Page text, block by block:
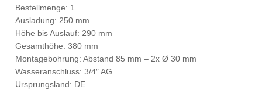
Bestellmenge: 1
Ausladung: 250 mm
Höhe bis Auslauf: 290 mm
Gesamthöhe: 380 mm
Montagebohrung: Abstand 85 mm – 2x Ø 30 mm
Wasseranschluss: 3/4″ AG
Ursprungsland: DE